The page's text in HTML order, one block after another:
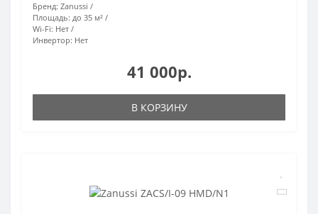
Бренд: Zanussi
Площадь: до 35 м²
Wi-Fi: Нет
Инвертор: Нет
41 000р.
В КОРЗИНУ